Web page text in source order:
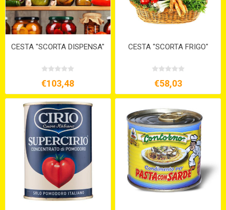
CESTA "SCORTA DISPENSA"
€103,48
CESTA "SCORTA FRIGO"
€58,03